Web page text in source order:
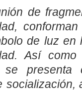
de
de luz
Así
se
socialización,